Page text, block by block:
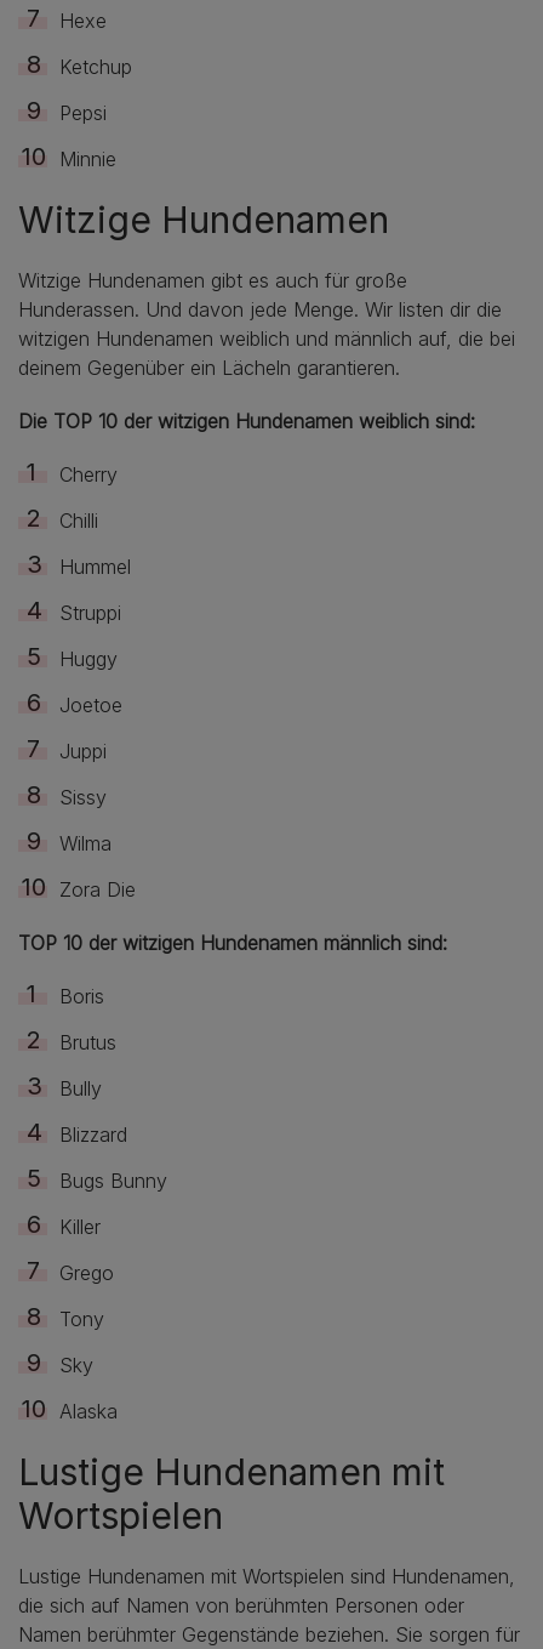
Hexe
Ketchup
Pepsi
Minnie
Witzige Hundenamen
Witzige Hundenamen gibt es auch für große
Hunderassen. Und davon jede Menge. Wir listen dir die
witzigen Hundenamen weiblich und männlich auf, die bei
deinem Gegenüber ein Lächeln garantieren.
Die TOP 10 der witzigen Hundenamen weiblich sind:
Cherry
Chilli
Hummel
Struppi
Huggy
Joetoe
Juppi
Sissy
Wilma
Zora Die
TOP 10 der witzigen Hundenamen männlich sind:
Boris
Brutus
Bully
Blizzard
Bugs Bunny
Killer
Grego
Tony
Sky
Alaska
Lustige Hundenamen mit
Wortspielen
Lustige Hundenamen mit Wortspielen sind Hundenamen,
die sich auf Namen von berühmten Personen oder
Namen berühmter Gegenstände beziehen. Sie sorgen für